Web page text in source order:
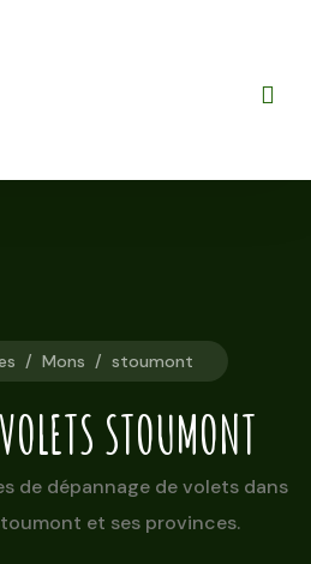
/ Mons / stoumont
STOUMONT
de dépannage de volets dans
et ses provinces.